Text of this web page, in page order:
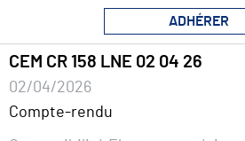
ADHÉRER
CEM CR 158 LNE 02 04 26
02/04/2026
Compte-rendu